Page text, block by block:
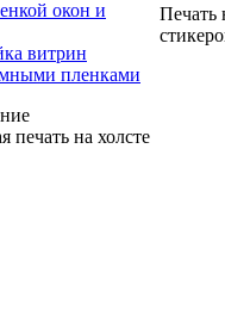
окон и
витрин
пленками
на холсте
Печать